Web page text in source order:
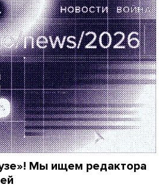
Мы ищем редактора